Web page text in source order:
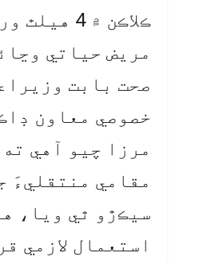
مريض حياتي
صحت بابت
خصوصي معاون
مرزا چيو آهي
سيڪڙو ٿي ويا،
استعمال لازمي